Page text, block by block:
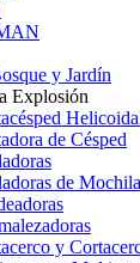
y Jardín
Explosión
de Césped
de Mochila
y